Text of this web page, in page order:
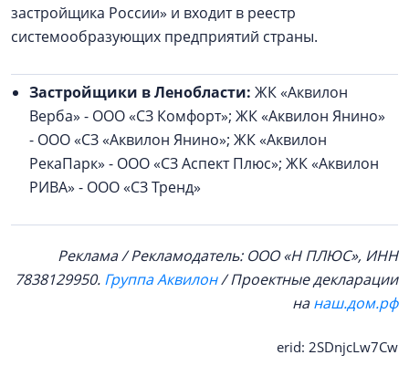
застройщика России» и входит в реестр
системообразующих предприятий страны.
Застройщики в Ленобласти: ЖК «Аквилон
Верба» - ООО «СЗ Комфорт»; ЖК «Аквилон Янино»
- ООО «СЗ «Аквилон Янино»; ЖК «Аквилон
РекаПарк» - ООО «СЗ Аспект Плюс»; ЖК «Аквилон
РИВА» - ООО «СЗ Тренд»
Реклама / Рекламодатель: ООО «Н ПЛЮС», ИНН
7838129950. Группа Аквилон/ Проектные декларации
нанаш.дом.рф
erid: 2SDnjcLw7Cw